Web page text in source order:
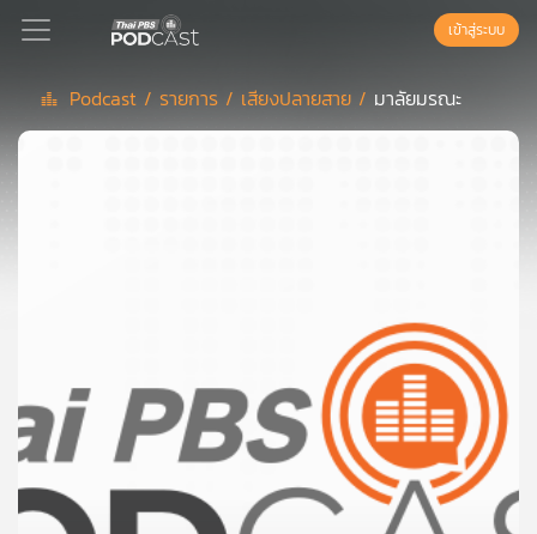
Podcast
เพล
ย์
ลิ
สต์
ของ
เข้าสู่ระบบ
Podcast / รายการ / เสียงปลายสาย / มาลัยมรณะ